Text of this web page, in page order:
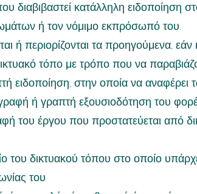
διαβιβαστεί κατάλληλη ειδοποίηση
ή τον νόμιμο εκπρόσωπό του.
ή περιορίζονται τα προηγούμενα, εάν
τόπο με τρόπο που να
ειδοποίηση, στην οποία να αναφέρει
ή γραπτή εξουσιοδότηση του
του έργου που προστατεύεται από
του δικτυακού τόπου στο οποίο
του